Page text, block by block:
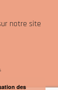
notre site
des